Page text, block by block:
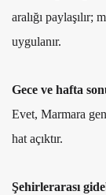
aralığı
uygulanır.
Gece ve hafta
Evet, Marmara
hat açıktır.
Şehirlerarası